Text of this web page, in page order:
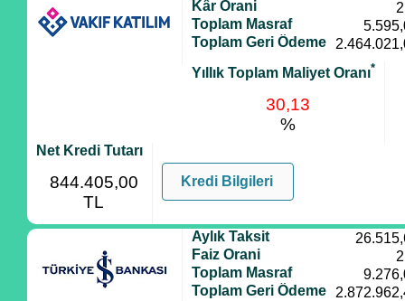
Kâr Orani
Toplam Masraf
Toplam Geri Ödeme
Yıllık Toplam Maliyet Oranı*
30,13
%
Net Kredi Tutarı
844.405,00
TL
Kredi Bilgileri
Aylık Taksit
Faiz Orani
Toplam Masraf
Toplam Geri Ödeme